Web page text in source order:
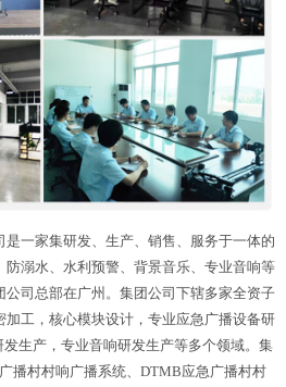
是一家集研发、生产、销售、服务于一体的
溺水、水利预警、背景音乐、专业音响等
司总部在广州。集团公司下辖多家全资子
工，核心模块设计，专业应急广播设备研
生产，专业音响研发生产等多个领域。集
播村村响广播系统、DTMB应急广播村村